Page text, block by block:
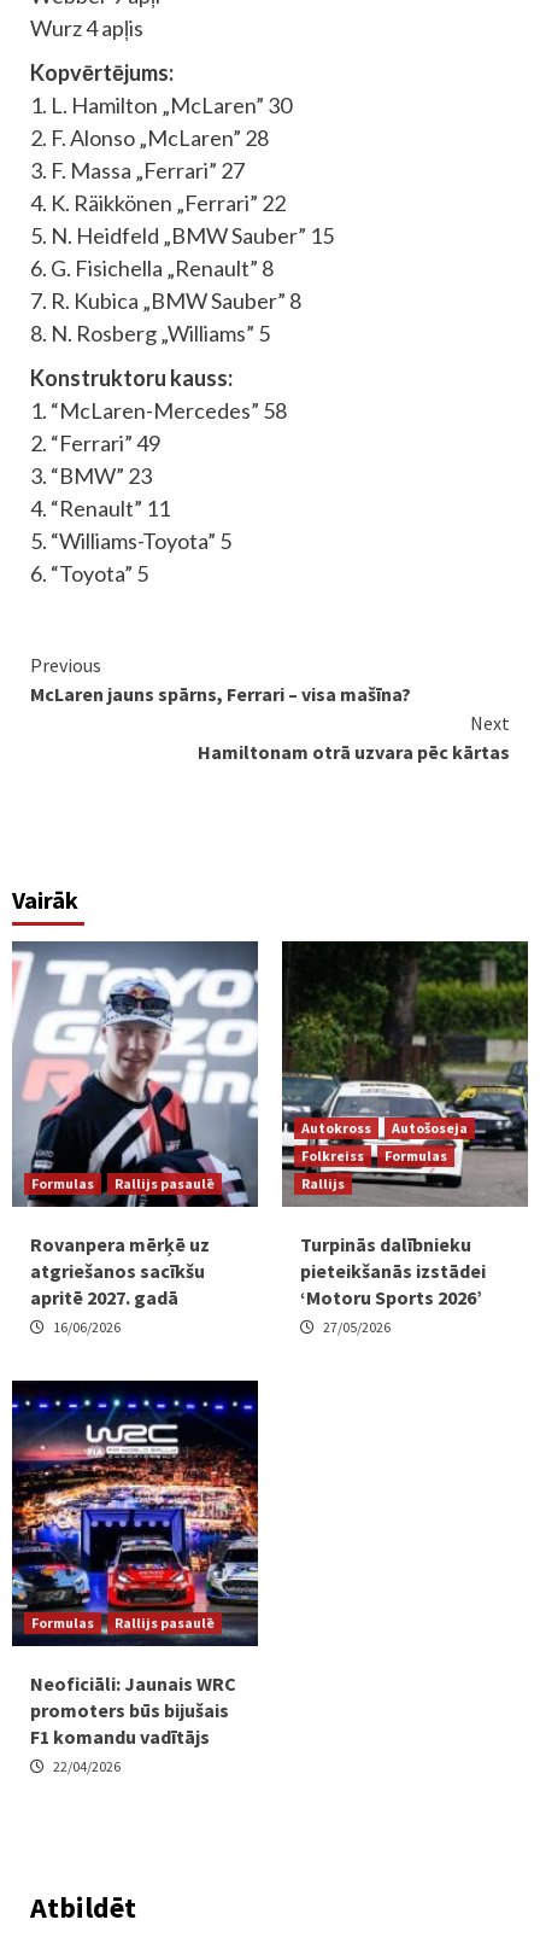
Wurz 4 apļis
Kopvērtējums:
1. L. Hamilton „McLaren” 30
2. F. Alonso „McLaren” 28
3. F. Massa „Ferrari” 27
4. K. Räikkönen „Ferrari” 22
5. N. Heidfeld „BMW Sauber” 15
6. G. Fisichella „Renault” 8
7. R. Kubica „BMW Sauber” 8
8. N. Rosberg „Williams” 5
Konstruktoru kauss:
1. “McLaren-Mercedes” 58
2. “Ferrari” 49
3. “BMW” 23
4. “Renault” 11
5. “Williams-Toyota” 5
6. “Toyota” 5
Continue
Reading
Previous
McLaren jauns spārns, Ferrari – visa mašīna?
Next
Hamiltonam otrā uzvara pēc kārtas
Vairāk
Formulas Rallijs pasaulē
Rovanpera mērķē uz
atgriešanos sacīkšu
apritē 2027. gadā
16/06/2026
Autokross
Autošoseja
Folkreiss
Formulas
Rallijs
Turpinās dalībnieku
pieteikšanās izstādei
‘Motoru Sports 2026’
27/05/2026
Formulas Rallijs pasaulē
Neoficiāli: Jaunais WRC
promoters būs bijušais
F1 komandu vadītājs
22/04/2026
Atbildēt